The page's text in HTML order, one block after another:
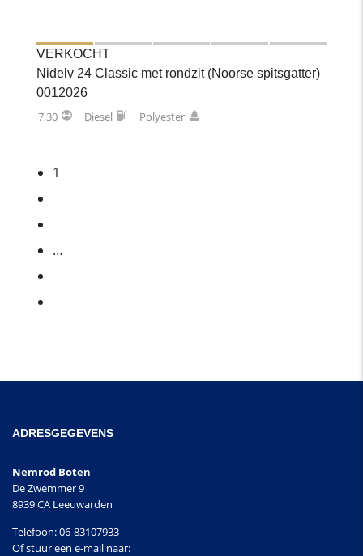
VERKOCHT
Nidelv 24 Classic met rondzit (Noorse spitsgatter)
0012026
7,30 Diesel Polyester
1
…
ADRESGEGEVENS
Nemrod Boten
De Zwemmer 9
8939 CA Leeuwarden
Telefoon: 06-83107933
Of stuur een e-mail naar: